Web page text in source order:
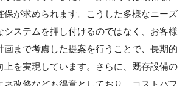
保が求められます。こうした多様なニーズ
システムを押し付けるのではなく、お客様
画まで考慮した提案を行うことで、長期的
上を実現しています。さらに、既存設備の
ネ改修なども得意としており、コストパフ